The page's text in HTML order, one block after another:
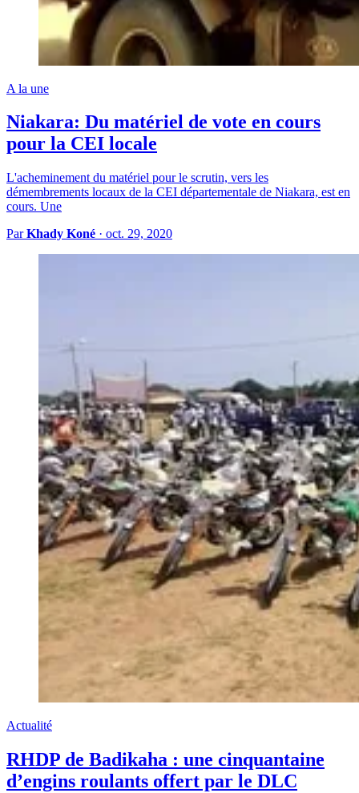
A la une
Niakara: Du matériel de vote en cours
pour la CEI locale
L'acheminement du matériel pour le scrutin, vers les
démembrements locaux de la CEI départementale de Niakara, est en
cours. Une
ParKhady Koné · oct. 29, 2020
Actualité
RHDP de Badikaha : une cinquantaine
d’engins roulants offert par le DLC